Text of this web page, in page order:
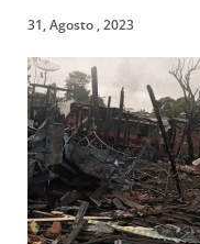
31, Agosto , 2023